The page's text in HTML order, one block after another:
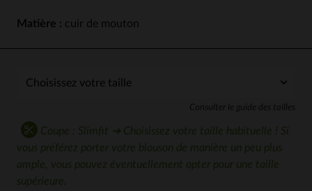
Matière : cuir de mouton
Consulter le guide des tailles
Coupe : Slimfit ➔ Choisissez votre taille habituelle ! Si
vous préférez porter votre blouson de manière un peu plus
ample, vous pouvez éventuellement opter pour une taille
supérieure.